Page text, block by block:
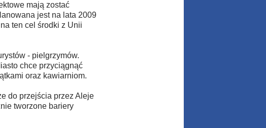
mają zostać
jest na lata 2009
ten cel środki z Unii
- pielgrzymów.
chce przyciągnąć
oraz kawiarniom.
do przejścia przez Aleje
tworzone bariery